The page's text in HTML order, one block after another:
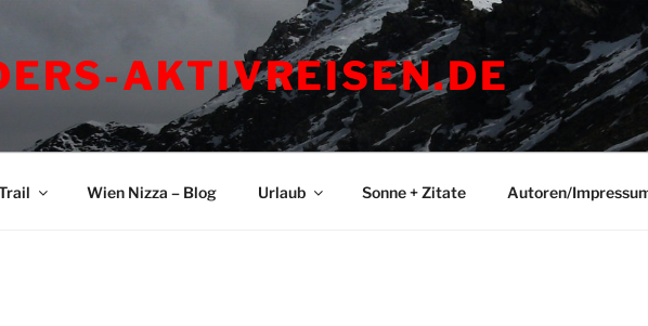
AKTIVREISEN.DE
Wien Nizza – Blog Urlaub Sonne + Zitate Autoren/